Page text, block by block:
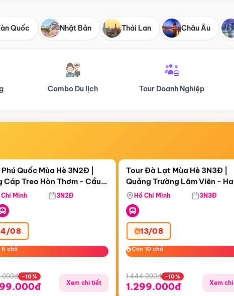
Quốc Nhật Bản Thái Lan Châu Âu
Tour Doanh Nghiệp Du lịch Hành Hương
ngày 08:28:00
Cáp Treo Hòn Thơm
Quốc Mùa Hè 3N2Đ |
Cáp Treo Hòn Thơm - Cầu
Công Viên Nước Aquatopia
Chí Minh 3N2Đ
08
6 chỗ
6 chỗ
-10%
Xem chi tiết
Còn05 ngày 08:28:00
Tour Đà Lạt Mùa Hè 3N3Đ |
Quảng Trường Lâm Viên -
Hill - Puppy Farm
Hồ Chí Minh 3N3Đ
13/08
Còn 10 chỗ
Còn 10 chỗ
1.444.000đ -10%
1.299.000đ Xem